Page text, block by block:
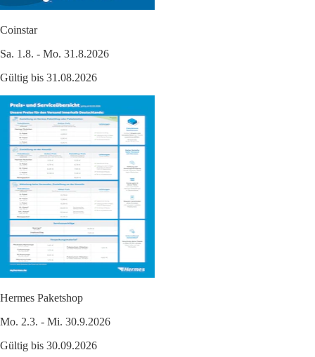
Coinstar
Sa. 1.8. - Mo. 31.8.2026
Gültig bis 31.08.2026
Hermes Paketshop
Mo. 2.3. - Mi. 30.9.2026
Gültig bis 30.09.2026